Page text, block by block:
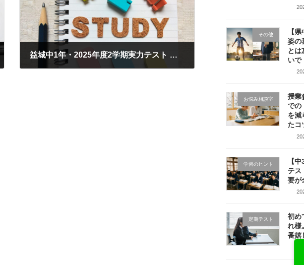
益城中1年・2025年度2学期実力テスト 英語・出題内容分析と振り返り
その他
【
姿の
とは
いで
お悩み相談室
授業
での
を減
たコ
学習のヒント
【
テス
要が
定期テスト
初め
れ様
番嬉